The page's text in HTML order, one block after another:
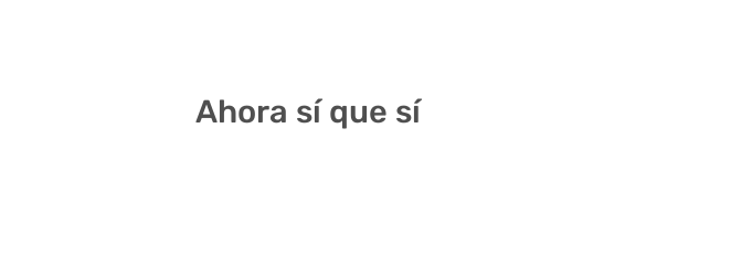
Ahora sí que sí